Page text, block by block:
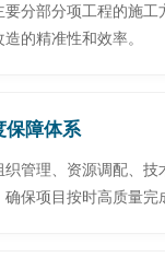
要分部分项工程的施
的精准性和效率。
保障体系
织管理、资源调配、
保项目按时高质量完